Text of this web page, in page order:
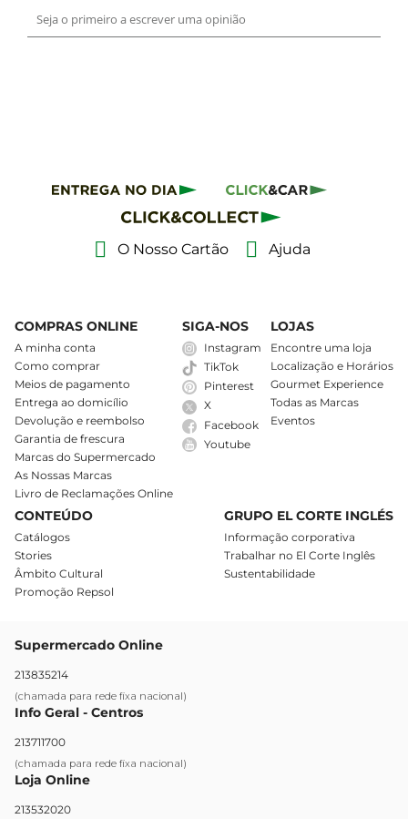
O Nosso Cartão Ajuda
COMPRAS ONLINE
A minha conta
Como comprar
Meios de pagamento
Entrega ao domicílio
Devolução e reembolso
Garantia de frescura
Marcas do Supermercado
As Nossas Marcas
Livro de Reclamações Online
SIGA-NOS
Instagram
TikTok
Pinterest
X
Facebook
Youtube
LOJAS
Encontre uma loja
Localização e Horários
Gourmet Experience
Todas as Marcas
Eventos
CONTEÚDO
Catálogos
Stories
Âmbito Cultural
Promoção Repsol
GRUPO EL CORTE INGLÉS
Informação corporativa
Trabalhar no El Corte Inglês
Sustentabilidade
Supermercado Online
213835214
(chamada para rede fixa nacional)
Info Geral - Centros
213711700
(chamada para rede fixa nacional)
Loja Online
213532020